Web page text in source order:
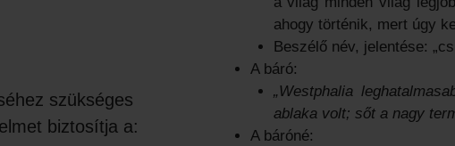
ahogy történik, mert úgy
Beszélő név, jelentése:
A báró:
„Westphalia
ablaka volt; sőt a nagy
A báróné:
szükséges
biztosítja a: